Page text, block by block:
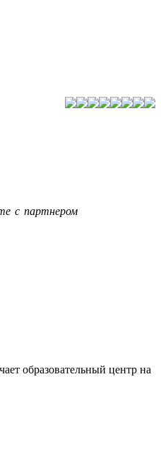
с партнером
образовательный центр на